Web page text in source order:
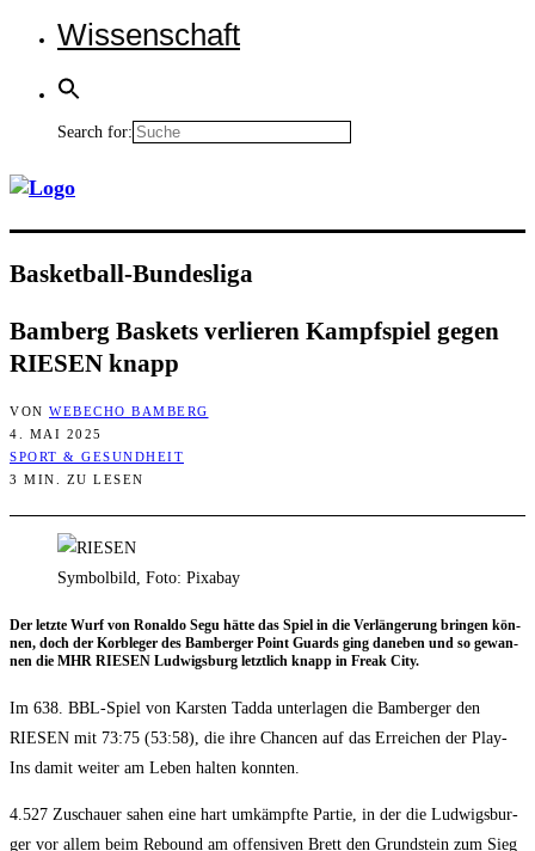
Wis­sen­schaft
Search for:
Bas­ket­ball-Bun­des­li­ga
Bam­berg Bas­kets ver­lie­ren Kampf­spiel gegen
RIESEN knapp
VON WEBECHO BAMBERG
4. MAI 2025
SPORT & GESUNDHEIT
3 MIN. ZU LESEN
Symbolbild, Foto: Pixabay
Der letz­te Wurf von Ronal­do Segu hät­te das Spiel in die Ver­län­ge­rung brin­gen kön­
nen, doch der Korb­le­ger des Bam­ber­ger Point Guards ging dane­ben und so gewan­
nen die MHR RIESEN Lud­wigs­burg letzt­lich knapp in Freak City.
Im 638. BBL-Spiel von Kars­ten Tad­da unter­la­gen die Bam­ber­ger den
RIESEN mit 73:75 (53:58), die ihre Chan­cen auf das Errei­chen der Play-
Ins damit wei­ter am Leben hal­ten konnten.
4.527 Zuschau­er sahen eine hart umkämpf­te Par­tie, in der die Lud­wigs­bur­
ger vor allem beim Rebound am offen­si­ven Brett den Grund­stein zum Sieg